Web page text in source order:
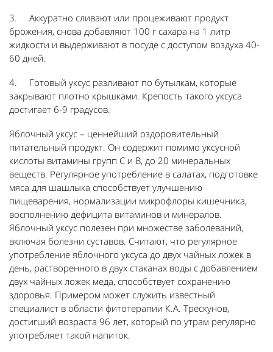
3. Аккуратно сливают или процеживают продукт
брожения, снова добавляют 100 г сахара на 1 литр
жидкости и выдерживают в посуде с доступом воздуха 40-
60 дней.
4. Готовый уксус разливают по бутылкам, которые
закрывают плотно крышками. Крепость такого уксуса
достигает 6-9 градусов.
Яблочный уксус – ценнейший оздоровительный
питательный продукт. Он содержит помимо уксусной
кислоты витамины групп С и В, до 20 минеральных
веществ. Регулярное употребление в салатах, подготовке
мяса для шашлыка способствует улучшению
пищеварения, нормализации микрофлоры кишечника,
восполнению дефицита витаминов и минералов.
Яблочный уксус полезен при множестве заболеваний,
включая болезни суставов. Считают, что регулярное
употребление яблочного уксуса до двух чайных ложек в
день, растворенного в двух стаканах воды с добавлением
двух чайных ложек меда, способствует сохранению
здоровья. Примером может служить известный
специалист в области фитотерапии К.А. Трескунов,
достигший возраста 96 лет, который по утрам регулярно
употребляет такой напиток.